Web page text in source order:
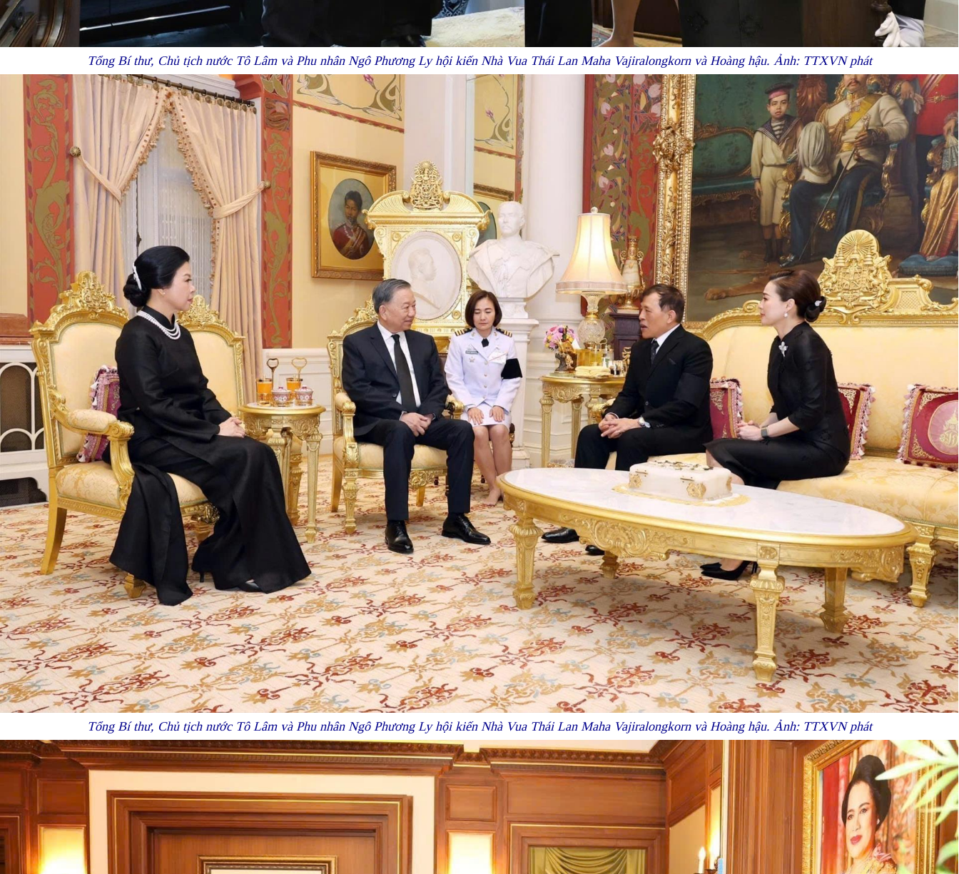
Tổng Bí thư, Chủ tịch nước Tô Lâm và Phu nhân Ngô Phương Ly hội kiến Nhà Vua Thái Lan Maha Vajiralongkorn và Hoàng hậu. Ảnh: TTXVN phát
Tổng Bí thư, Chủ tịch nước Tô Lâm và Phu nhân Ngô Phương Ly hội kiến Nhà Vua Thái Lan Maha Vajiralongkorn và Hoàng hậu. Ảnh: TTXVN phát